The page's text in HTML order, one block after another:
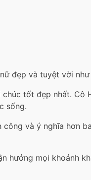
đẹp và tuyệt vời như
tốt đẹp nhất.
sống.
và ý nghĩa hơn
hưởng mọi khoảnh